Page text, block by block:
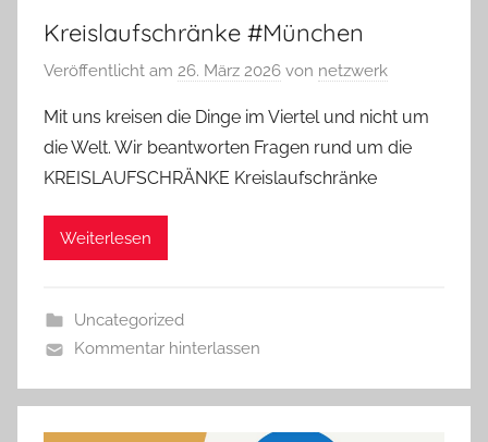
Kreislaufschränke #München
Veröffentlicht am 26. März 2026 von netzwerk
Mit uns kreisen die Dinge im Viertel und nicht um
die Welt. Wir beantworten Fragen rund um die
KREISLAUFSCHRÄNKE Kreislaufschränke
Weiterlesen
Uncategorized
Kommentar hinterlassen